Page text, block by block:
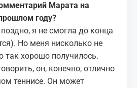
Марата на
году?
я не смогла до конца
Но меня нисколько не
так хорошо получилось.
он, конечно, отлично
теннисе. Он может